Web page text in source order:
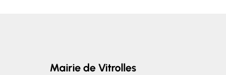
Mairie de Vitrolles